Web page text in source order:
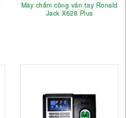
Máy chấm công vân tay Ronald
Jack X628 Plus